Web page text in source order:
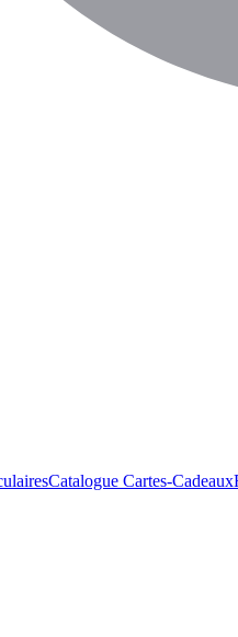
Catalogue Cartes-Cadeaux